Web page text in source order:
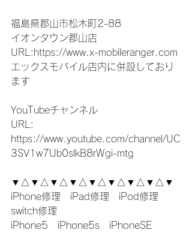
福島県郡山市松木町2-88
イオンタウン郡山店
URL:https://www.x-mobileranger.com
エックスモバイル店内に併設しており
ます
YouTubeチャンネル
URL:
https://www.youtube.com/channel/UC
3SV1w7Ub0slkB8rWgi-mtg
▼△▼△▼△▼△▼△▼△▼△▼△▼
iPhone修理　iPad修理　iPod修理
switch修理
iPhone5　iPhone5s　iPhoneSE